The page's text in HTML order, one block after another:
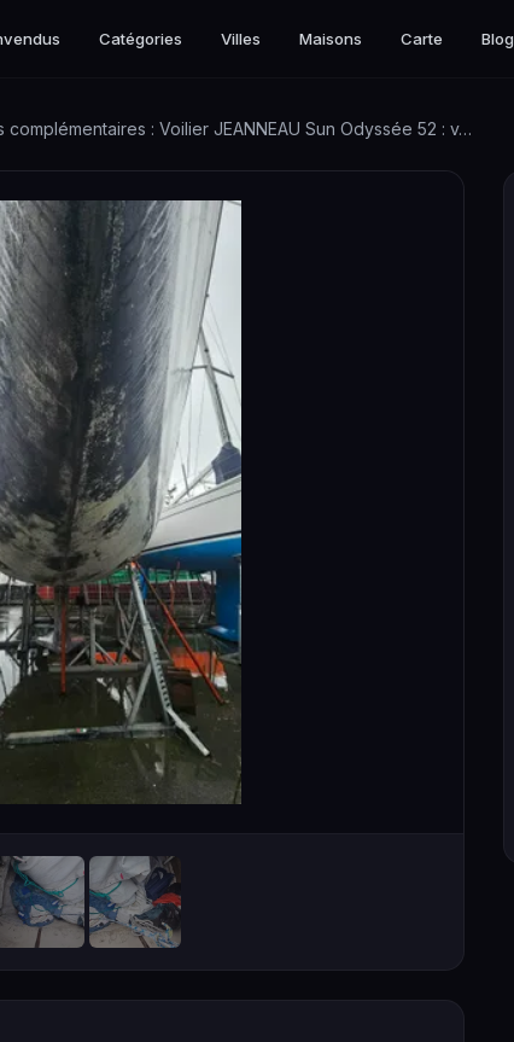
Catégories Villes Maisons Carte Blog
complémentaires : Voilier JEANNEAU Sun Odyssée 52 : v…